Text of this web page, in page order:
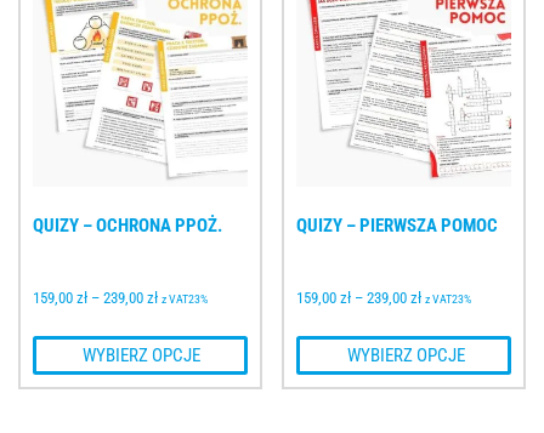
QUIZY – OCHRONA PPOŻ.
159,00 zł – 239,00 zł z VAT23%
WYBIERZ OPCJE
QUIZY – PIERWSZA POMOC
159,00 zł – 239,00 zł z VAT23%
WYBIERZ OPCJE